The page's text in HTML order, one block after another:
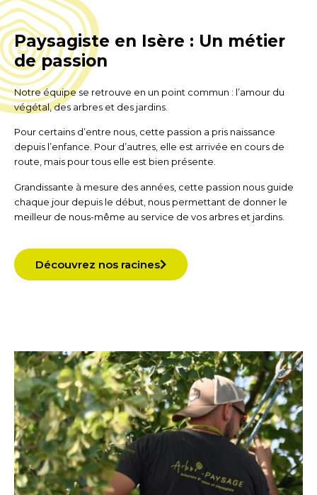
Paysagiste en Isère : Un métier
de passion
Notre équipe se retrouve en un point commun : l’amour du
végétal, des arbres et des jardins.
Pour certains d’entre nous, cette passion a pris naissance
depuis l’enfance. Pour d’autres, elle est arrivée en cours de
route, mais pour tous elle est bien présente.
Grandissante à mesure des années, cette passion nous guide
chaque jour depuis le début, nous permettant de donner le
meilleur de nous-même au service de vos arbres et jardins.
Découvrez nos racines